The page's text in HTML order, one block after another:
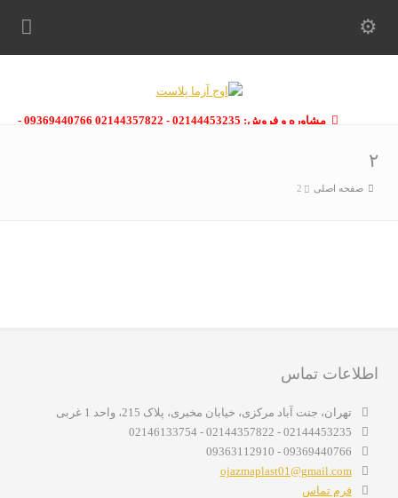
مشاوره و فروش: 02144453235 - 02144357822 09369440766 -
۲
صفحه اصلی 2
اطلاعات تماس
تهران، جنت آباد مرکزی، خیابان مخبری، پلاک 215، واحد 1 غربی
02144453235 - 02144357822 - 02146133754
09369440766 - 09363112910
ojazmaplast01@gmail.com
فرم تماس